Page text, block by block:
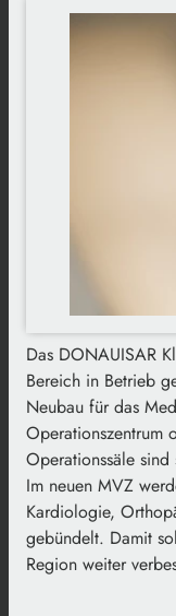
Das DONAUISAR
Bereich in Betrieb
Neubau für das
Operationszentrum
Operationssäle
Im neuen MVZ
Kardiologie,
gebündelt. Damit
Region weiter